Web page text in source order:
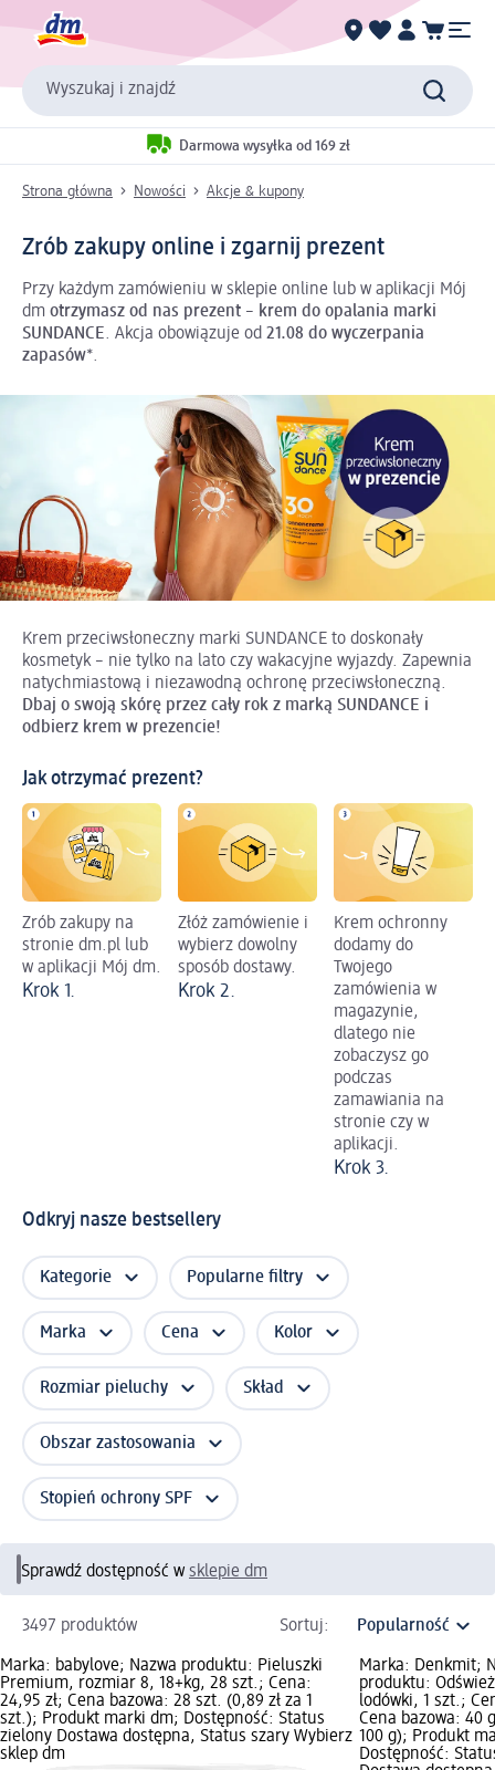
Wyszukaj i znajdź
Darmowa wysyłka od 169 zł
Strona główna Nowości Akcje & kupony
Zrób zakupy online i zgarnij prezent
Przy każdym zamówieniu w sklepie online lub w aplikacji Mój
dm otrzymasz od nas prezent – krem do opalania marki
SUNDANCE. Akcja obowiązuje od 21.08 do wyczerpania
zapasów*.
Krem przeciwsłoneczny marki SUNDANCE to doskonały
kosmetyk – nie tylko na lato czy wakacyjne wyjazdy. Zapewnia
natychmiastową i niezawodną ochronę przeciwsłoneczną.
Dbaj o swoją skórę przez cały rok z marką SUNDANCE i
odbierz krem w prezencie!
Jak otrzymać prezent?
Zrób zakupy na
stronie dm.pl lub
w aplikacji Mój dm.
Krok 1.
Złóż zamówienie i
wybierz dowolny
sposób dostawy.
Krok 2.
Krem ochronny
dodamy do
Twojego
zamówienia w
magazynie,
dlatego nie
zobaczysz go
podczas
zamawiania na
stronie czy w
aplikacji.
Krok 3.
Odkryj nasze bestsellery
Kategorie Popularne filtry
Marka Cena Kolor
Rozmiar pieluchy Skład
Obszar zastosowania
Stopień ochrony SPF
Sprawdź dostępność w sklepie dm
3497 produktów Sortuj:
Marka: babylove; Nazwa produktu: Pieluszki
Premium, rozmiar 8, 18+kg, 28 szt.; Cena:
24,95 zł; Cena bazowa: 28 szt. (0,89 zł za 1
szt.); Produkt marki dm; Dostępność: Status
zielony Dostawa dostępna, Status szary Wybierz
sklep dm
Marka: Denkmit;
produktu:
lodówki, 1 szt.;
Cena bazowa: 40
100 g); Produkt
Dostępność: